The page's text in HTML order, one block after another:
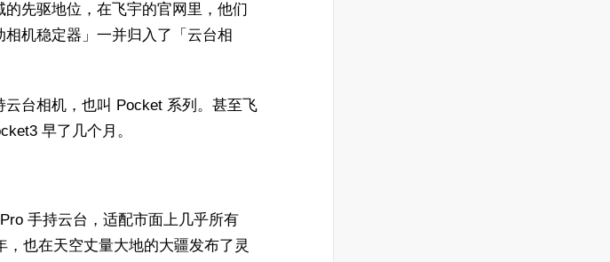
先驱地位，在飞宇的官网里，他们
机稳定器」一并归入了「云台相
台相机，也叫 Pocket 系列。甚至飞
早了几个月。
手持云台，适配市面上几乎所有
也在天空丈量大地的大疆发布了灵